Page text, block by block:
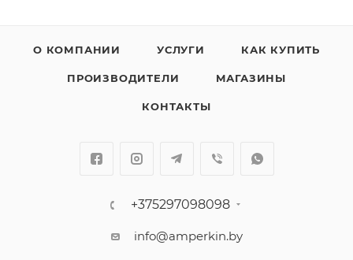
О КОМПАНИИ УСЛУГИ КАК КУПИТЬ
ПРОИЗВОДИТЕЛИ МАГАЗИНЫ
КОНТАКТЫ
+375297098098
info@amperkin.by